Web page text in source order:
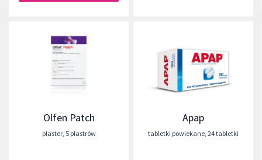
Olfen Patch
plaster, 5 plastrów
Apap
tabletki powlekane 24 tabletki